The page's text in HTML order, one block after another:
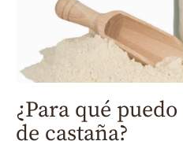
¿Para qué
de castaña?